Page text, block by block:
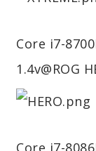
Core i7-
1.4v@ROG
Core i7-